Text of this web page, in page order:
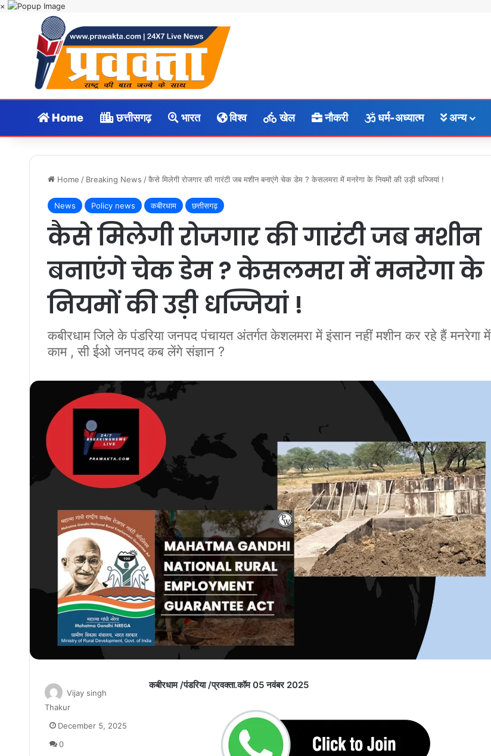
×
Home छत्तीसगढ़ भारत विश्व खेल नौकरी धर्म-अध्यात्म अन्य
Home / Breaking News / कैसे मिलेगी रोजगार की गारंटी जब मशीन बनाएंगे चेक डेम ? केसलमरा में मनरेगा के नियमों की उड़ी धज्जियां !
News Policy news कबीरधाम छत्तीसगढ़
कैसे मिलेगी रोजगार की गारंटी जब मशीन
बनाएंगे चेक डेम ? केसलमरा में मनरेगा के
नियमों की उड़ी धज्जियां !
कबीरधाम जिले के पंडरिया जनपद पंचायत अंतर्गत केशलमरा में इंसान नहीं मशीन कर रहे हैं मनरेगा में
काम , सी ईओ जनपद कब लेंगे संज्ञान ?
कबीरधाम /पंडरिया /प्रवक्ता.कॉम 05 नवंबर 2025
Vijay singh
Thakur
December 5, 2025
0